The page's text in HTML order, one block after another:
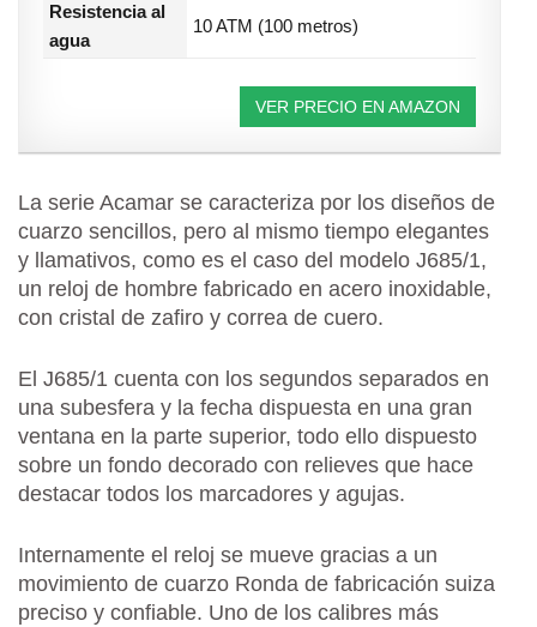
Resistencia al
agua
10 ATM (100 metros)
VER PRECIO EN AMAZON
La serie Acamar se caracteriza por los diseños de
cuarzo sencillos, pero al mismo tiempo elegantes
y llamativos, como es el caso del modelo J685/1,
un reloj de hombre fabricado en acero inoxidable,
con cristal de zafiro y correa de cuero.
El J685/1 cuenta con los segundos separados en
una subesfera y la fecha dispuesta en una gran
ventana en la parte superior, todo ello dispuesto
sobre un fondo decorado con relieves que hace
destacar todos los marcadores y agujas.
Internamente el reloj se mueve gracias a un
movimiento de cuarzo Ronda de fabricación suiza
preciso y confiable. Uno de los calibres más